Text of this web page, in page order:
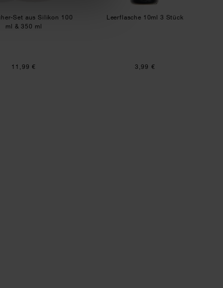
Set aus Silikon 100
ml & 350 ml
11,99 €
Leerflasche 10ml 3 Stück
3,99 €